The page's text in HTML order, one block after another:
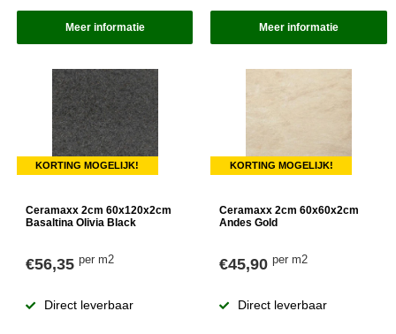
Meer informatie Meer informatie
KORTING MOGELIJK!
Ceramaxx 2cm 60x120x2cm
Basaltina Olivia Black
€56,35 per m2
Direct leverbaar
KORTING MOGELIJK!
Ceramaxx 2cm 60x60x2cm
Andes Gold
€45,90per m2
Direct leverbaar